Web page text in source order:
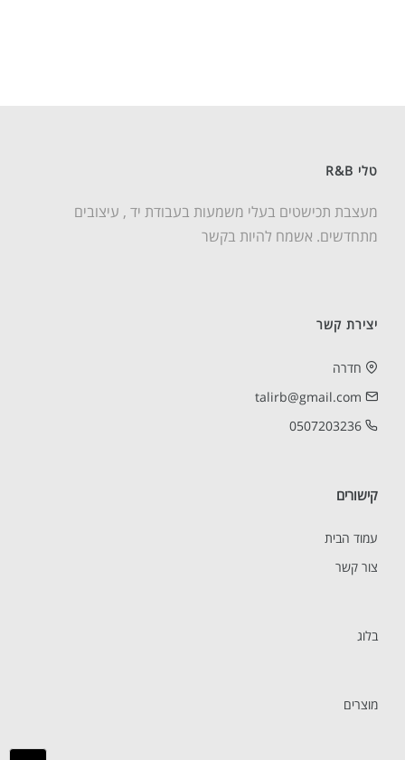
טלי R&B
מעצבת תכישטים בעלי משמעות בעבודת יד , עיצובים
מתחדשים. אשמח להיות בקשר
יצירת קשר
חדרה
talirb@gmail.com
0507203236
קישורים
עמוד הבית
צור קשר
בלוג
מוצרים